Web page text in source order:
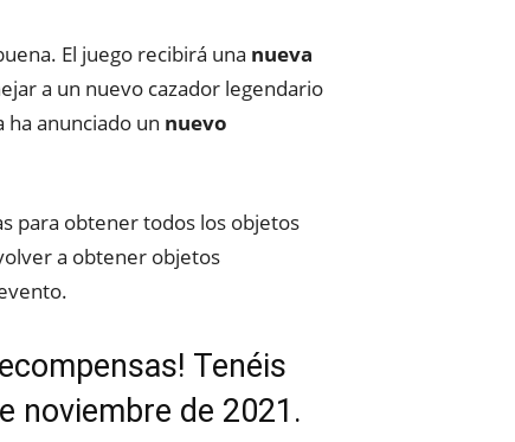
El juego recibirá una nueva
a un nuevo cazador legendario
anunciado un nuevo
para obtener todos los objetos
a obtener objetos
Tenéis
noviembre de 2021.